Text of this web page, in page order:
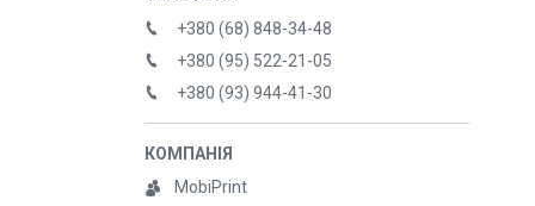
+380 (68) 848-34-48
+380 (95) 522-21-05
+380 (93) 944-41-30
MobiPrint